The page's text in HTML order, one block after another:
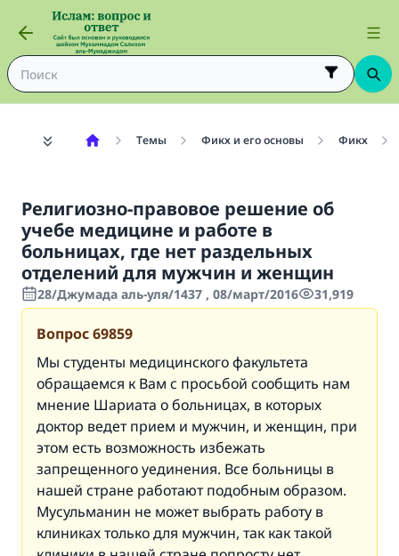
Темы Фикх и его основы Фикх
Религиозно-правовое решение об
учебе медицине и работе в
больницах, где нет раздельных
отделений для мужчин и женщин
28/Джумада аль-уля/1437 , 08/март/2016 31,919
Вопрос69859
Мы студенты медицинского факультета
обращаемся к Вам с просьбой сообщить нам
мнение Шариата о больницах, в которых
доктор ведет прием и мужчин, и женщин, при
этом есть возможность избежать
запрещенного уединения. Все больницы в
нашей стране работают подобным образом.
Мусульманин не может выбрать работу в
клиниках только для мужчин, так как такой